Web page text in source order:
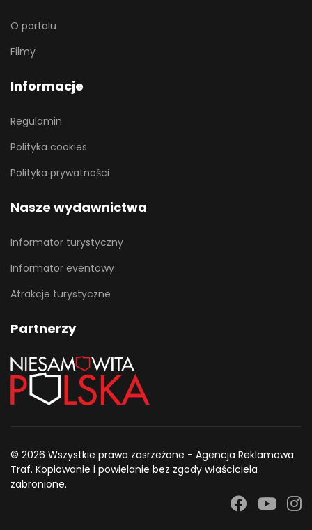
O portalu
Filmy
Informacje
Regulamin
Polityka cookies
Polityka prywatności
Nasze wydawnictwa
Informator turystyczny
Informator eventowy
Atrakcje turystyczne
Partnerzy
© 2026 Wszystkie prawa zasrzeżone - Agencja Reklamowa
Traf. Kopiowanie i powielanie bez zgody właściciela
zabronione.